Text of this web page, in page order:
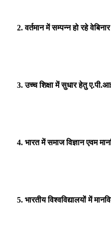
2. वर्तमान में सम्पन्न हो रहे
3. उच्च शिक्षा में सुधार हेतु
4. भारत में समाज विज्ञान एवम
5. भारतीय विश्वविद्यालयों में